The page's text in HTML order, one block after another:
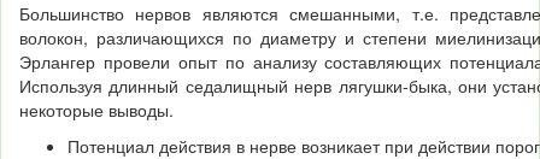
Большинство нервов являются смешанными, т.е.
волокон, различающихся по диаметру и степени
Эрлангер провели опыт по анализу составляю­щих
Используя длинный седалищ­ный нерв лягушки-быка, они
некоторые выводы.
Потенциал действия в нерве возникает при действии